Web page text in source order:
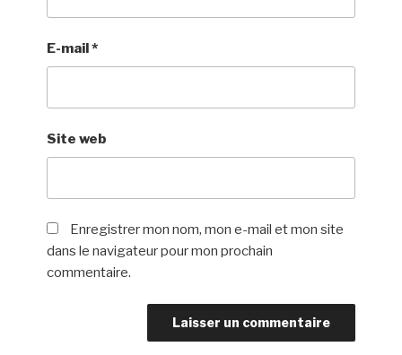
E-mail*
Site web
Enregistrer mon nom, mon e-mail et mon site
dans le navigateur pour mon prochain
commentaire.